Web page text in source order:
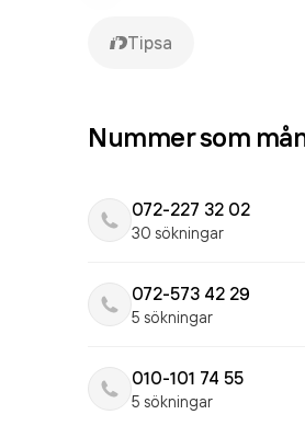
Tipsa
Nummer som
072-227 32 02
30 sökningar
072-573 42 29
5 sökningar
010-101 74 55
5 sökningar